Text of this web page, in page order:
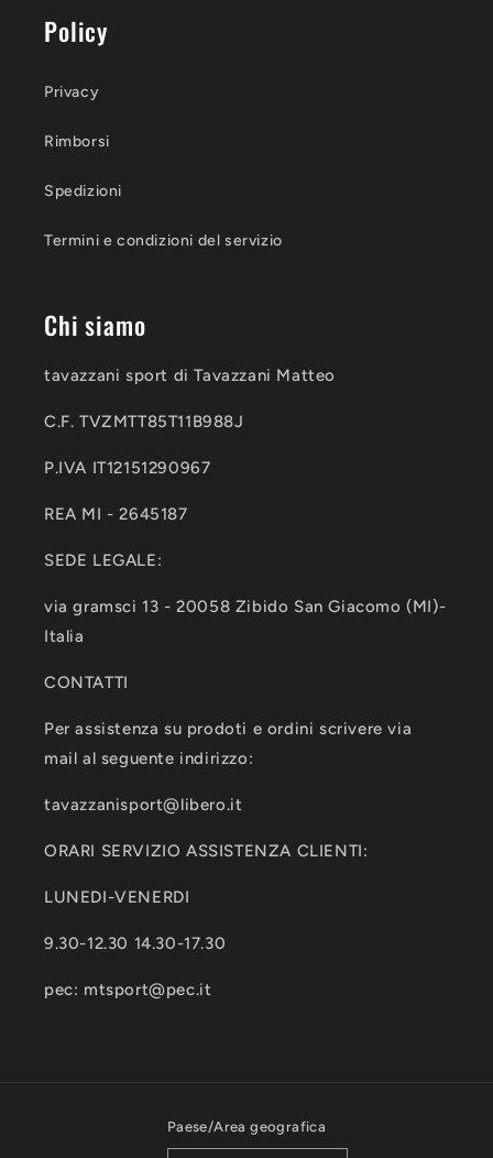
Policy
Privacy
Rimborsi
Spedizioni
Termini e condizioni del servizio
Chi siamo
tavazzani sport di Tavazzani Matteo
C.F. TVZMTT85T11B988J
P.IVA IT12151290967
REA MI - 2645187
SEDE LEGALE:
via gramsci 13 - 20058 Zibido San Giacomo (MI)-
Italia
CONTATTI
Per assistenza su prodoti e ordini scrivere via
mail al seguente indirizzo:
tavazzanisport@libero.it
ORARI SERVIZIO ASSISTENZA CLIENTI:
LUNEDI-VENERDI
9.30-12.30 14.30-17.30
pec: mtsport@pec.it
Paese/Area geografica